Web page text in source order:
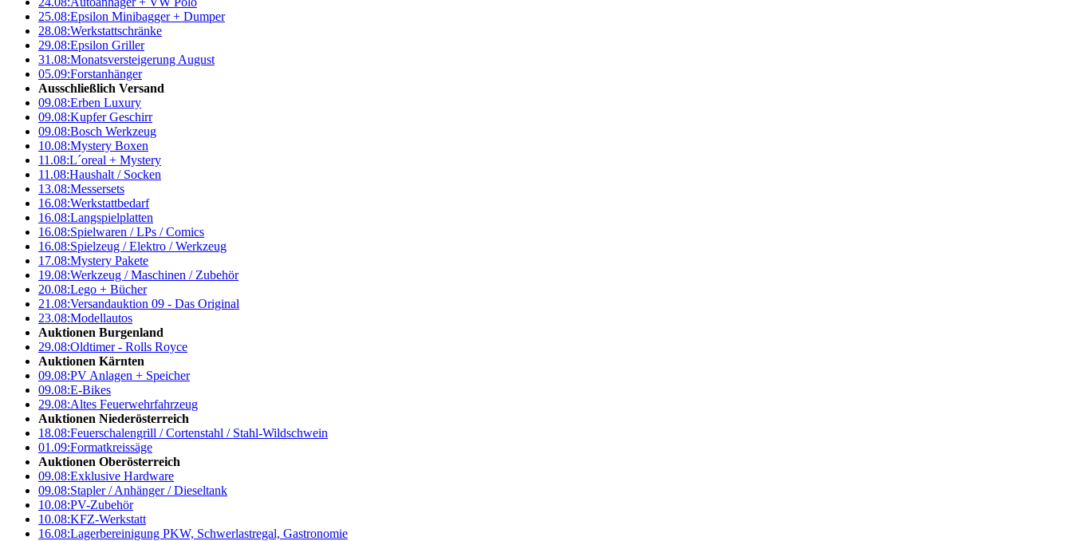
25.08:Epsilon Minibagger + Dumper
28.08:Werkstattschränke
29.08:Epsilon Griller
31.08:Monatsversteigerung August
05.09:Forstanhänger
Ausschließlich Versand
09.08:Erben Luxury
09.08:Kupfer Geschirr
09.08:Bosch Werkzeug
10.08:Mystery Boxen
11.08:L´oreal + Mystery
11.08:Haushalt / Socken
13.08:Messersets
16.08:Werkstattbedarf
16.08:Langspielplatten
16.08:Spielwaren / LPs / Comics
16.08:Spielzeug / Elektro / Werkzeug
17.08:Mystery Pakete
19.08:Werkzeug / Maschinen / Zubehör
20.08:Lego + Bücher
21.08:Versandauktion 09 - Das Original
23.08:Modellautos
Auktionen Burgenland
29.08:Oldtimer - Rolls Royce
Auktionen Kärnten
09.08:PV Anlagen + Speicher
09.08:E-Bikes
29.08:Altes Feuerwehrfahrzeug
Auktionen Niederösterreich
18.08:Feuerschalengrill / Cortenstahl / Stahl-Wildschwein
01.09:Formatkreissäge
Auktionen Oberösterreich
09.08:Exklusive Hardware
09.08:Stapler / Anhänger / Dieseltank
10.08:PV-Zubehör
10.08:KFZ-Werkstatt
16.08:Lagerbereinigung PKW, Schwerlastregal, Gastronomie